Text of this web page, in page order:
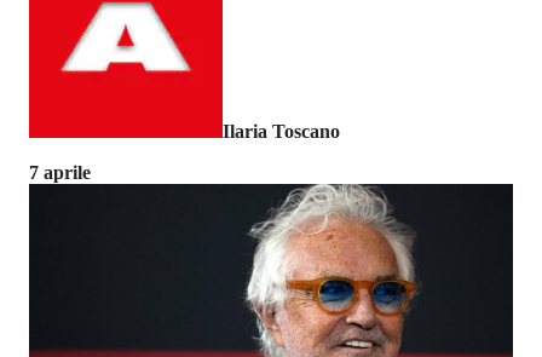
Ilaria Toscano
7 aprile